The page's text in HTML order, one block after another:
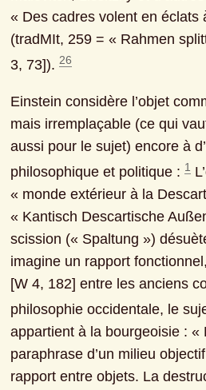
« Des cadres volent en éclats
(tradMIt, 259 = « Rahmen
3, 73]). 26
Einstein considère l’objet
mais irremplaçable (ce qui
aussi pour le sujet) encore à
philosophique et politique : 1
« monde extérieur à la
« Kantisch Descartische
scission (« Spaltung »)
imagine un rapport
[W 4, 182] entre les anciens
philosophie occidentale, le
appartient à la bourgeoisie : «
paraphrase d’un milieu
rapport entre objets. La